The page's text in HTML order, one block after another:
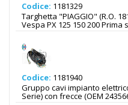
Codice: 1181329
Targhetta "PIAGGIO" (R.O.
Vespa PX 125 150 200 Prima
Codice: 1181940
Gruppo cavi impianto
Serie) con frecce (OEM